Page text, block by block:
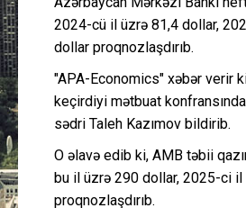
2024-cü il üzrə 81,4 dollar,
dollar proqnozlaşdırıb.
"APA-Economics" xəbər verir
keçirdiyi mətbuat
sədri Taleh Kazımov bildirib.
O əlavə edib ki, AMB təbii
bu il üzrə 290 dollar, 2025-ci
proqnozlaşdırıb.